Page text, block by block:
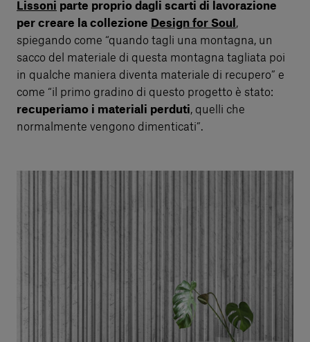
Lissoni parte proprio dagli scarti di lavorazione
per creare la collezione Design for Soul ,
spiegando come “quando tagli una montagna, un
sacco del materiale di questa montagna tagliata poi
in qualche maniera diventa materiale di recupero” e
come “il primo gradino di questo progetto è stato:
recuperiamo i materiali perduti, quelli che
normalmente vengono dimenticati”.